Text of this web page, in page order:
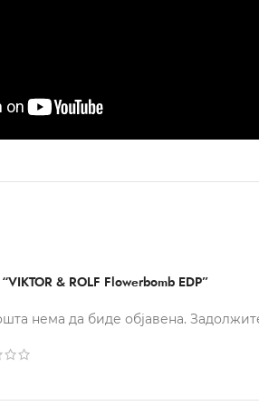
& ROLF Flowerbomb EDP”
нема да биде објавена.